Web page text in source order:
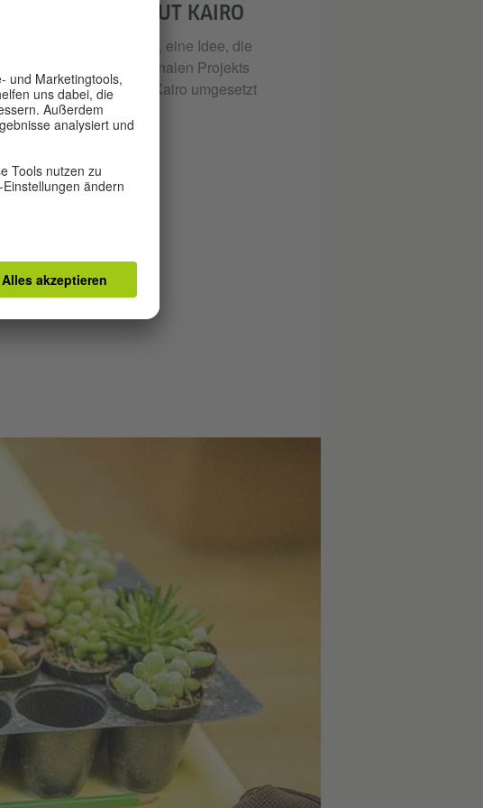
GOETHE-INSTITUT KAIRO
Die Saatgutbibliothek, eine Idee, die
im Rahmen des regionalen Projekts
„grüne Bibliothek“ in Kairo umgesetzt
wurde.